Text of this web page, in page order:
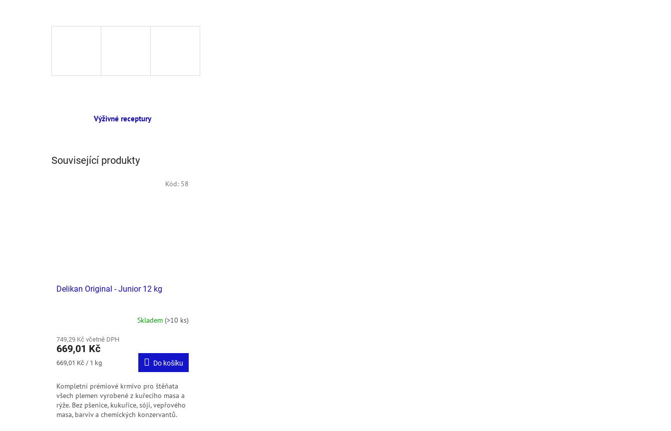
Výživné receptury
Související produkty
Delikan Original - Junior 12 kg
Skladem (>10 ks)
749,29 Kč včetně DPH
669,01 Kč
Měrná
669,01 Kč / 1 kg Do košíku
Kompletní prémiové krmivo pro štěňata
všech plemen vyrobené z kuřecího masa a
rýže. Bez pšenice, kukuřice, sóji, vepřového
masa, barviv a chemických konzervantů.
Kód: 58